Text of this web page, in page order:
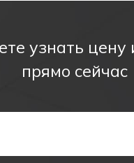
узнать цену
прямо сейчас